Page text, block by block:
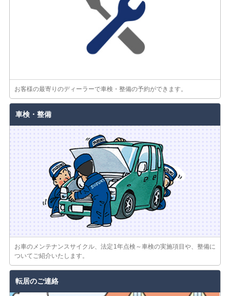
お客様の最寄りのディーラーで車検・整備の予約ができます。
車検・整備
お車のメンテナンスサイクル、法定1年点検～車検の実施項目や、整備に
ついてご紹介いたします。
転居のご連絡